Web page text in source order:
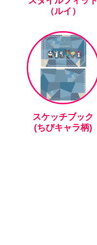
（ルイ）
スケッチブック
(ちびキャラ柄)